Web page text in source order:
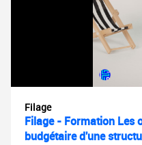
Filage
Filage - Formation Les
budgétaire d'une